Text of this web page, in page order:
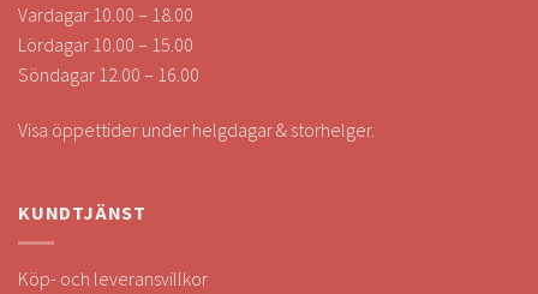
Vardagar 10.00 – 18.00
Lördagar 10.00 – 15.00
Söndagar 12.00 – 16.00
Visa öppettider under helgdagar & storhelger.
KUNDTJÄNST
Köp- och leveransvillkor